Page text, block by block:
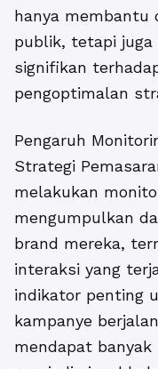
hanya membantu
publik, tetapi
signifikan
pengoptimalan
Pengaruh
Strategi
melakukan
mengumpulkan
brand mereka,
interaksi yang
indikator penting
kampanye
mendapat